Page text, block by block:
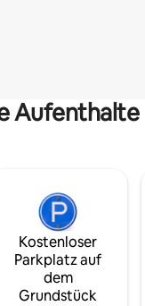
Aufenthalte
Kostenloser
Parkplatz auf
dem
Grundstück